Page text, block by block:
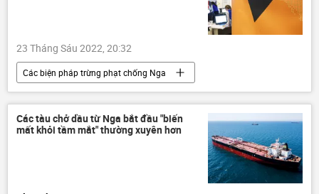
23 Tháng Sáu 2022, 20:32
Các biện pháp trừng phạt chống Nga
Ukraina
Cuộc khủng hoảng ở Ukraina
Sputnik
RT
Hoa Kỳ
Thế giới
Các tàu chở dầu từ Nga bắt đầu "biến
mất khỏi tầm mắt" thường xuyên hơn